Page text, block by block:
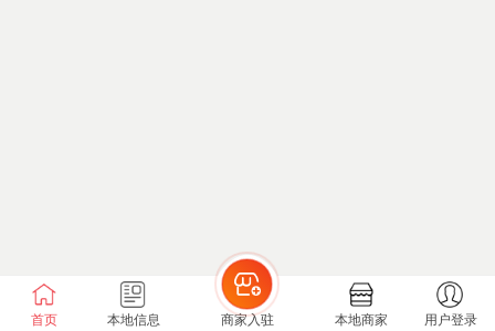
首页 本地信息 商家入驻 本地商家 用户登录